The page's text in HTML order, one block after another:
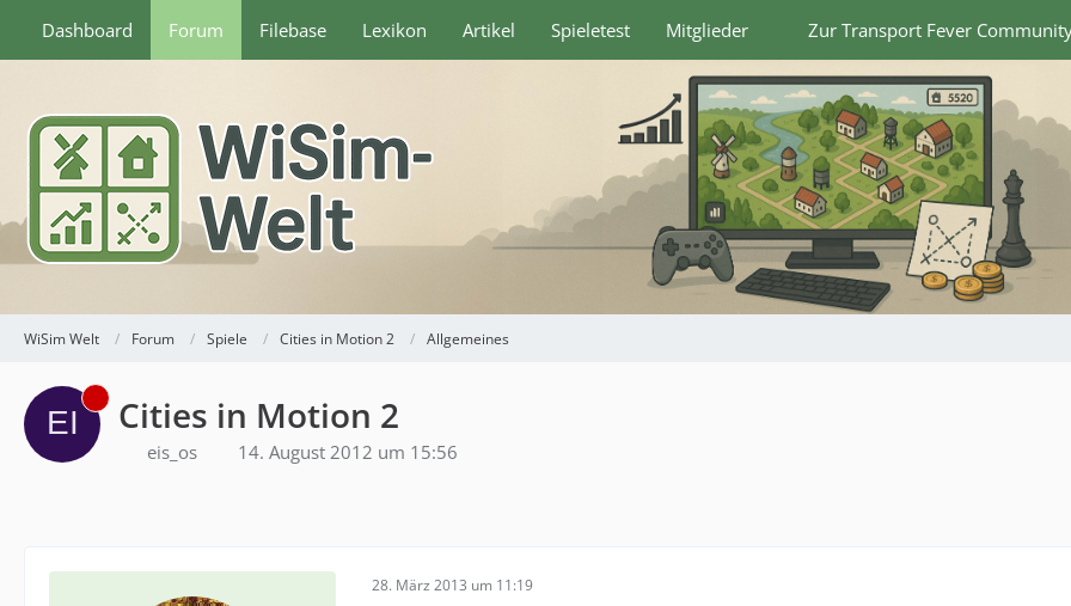
Dashboard Forum Filebase Lexikon Artikel Spieletest Mitglieder Zur Transport Fever
WiSim Welt Forum Spiele Cities in Motion 2 Allgemeines
Cities in Motion 2
eis_os 14. August 2012 um 15:56
28. März 2013 um 11:19